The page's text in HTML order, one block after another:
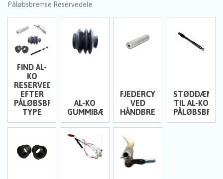
Påløbsbremse Reservedele
FIND AL-
KO
RESERVEDELE
EFTER
PÅLØBSBREMSE
TYPE
AL-KO
GUMMIBÆLGE
FJEDERCYLINDRE/
VED
HÅNDBREMSE
TIL AL-KO